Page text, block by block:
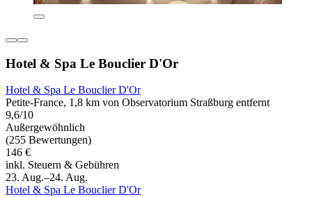
Hotel & Spa Le Bouclier D'Or
Hotel & Spa Le Bouclier D'Or
Petite-France, 1,8 km von Observatorium Straßburg entfernt
9,6/10
Außergewöhnlich
(255 Bewertungen)
146 €
inkl. Steuern & Gebühren
23. Aug.–24. Aug.
Hotel & Spa Le Bouclier D'Or